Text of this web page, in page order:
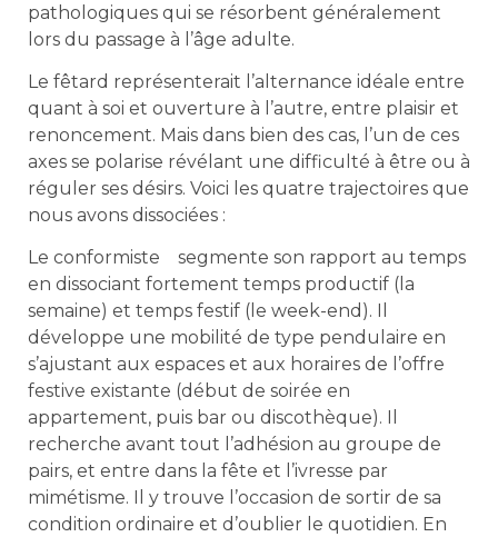
pathologiques qui se résorbent généralement
lors du passage à l’âge adulte.
Le fêtard représenterait l’alternance idéale entre
quant à soi et ouverture à l’autre, entre plaisir et
renoncement. Mais dans bien des cas, l’un de ces
axes se polarise révélant une difficulté à être ou à
réguler ses désirs. Voici les quatre trajectoires que
nous avons dissociées :
Le conformiste segmente son rapport au temps
en dissociant fortement temps productif (la
semaine) et temps festif (le week-end). Il
développe une mobilité de type pendulaire en
s’ajustant aux espaces et aux horaires de l’offre
festive existante (début de soirée en
appartement, puis bar ou discothèque). Il
recherche avant tout l’adhésion au groupe de
pairs, et entre dans la fête et l’ivresse par
mimétisme. Il y trouve l’occasion de sortir de sa
condition ordinaire et d’oublier le quotidien. En